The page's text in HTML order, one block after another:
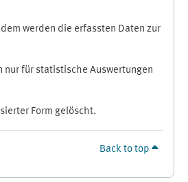
werden die erfassten Daten zur
nur für statistische Auswertungen
Form gelöscht.
Back to top